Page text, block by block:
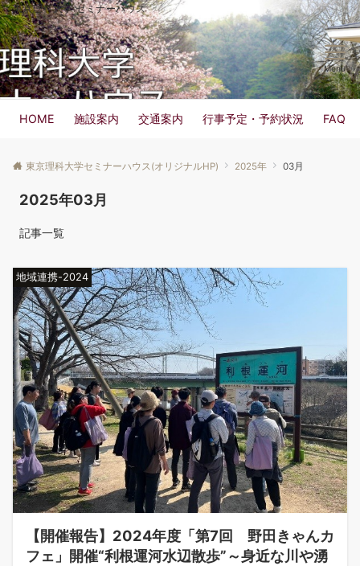
東京理科大学 セミナーハウス
Menu
HOME 施設案内 交通案内 行事予定・予約状況 FAQ
東京理科大学セミナーハウス(オリジナルHP) 2025年 03月
2025年03月
記事一覧
地域連携-2024
【開催報告】2024年度「第7回 野田きゃんカ
フェ」開催“利根運河水辺散歩”～身近な川や湧